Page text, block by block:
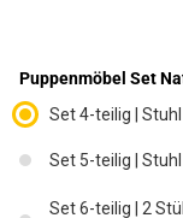
Puppenmöbel Set
Set 4-teilig |
Set 5-teilig |
Set 6-teilig | 2